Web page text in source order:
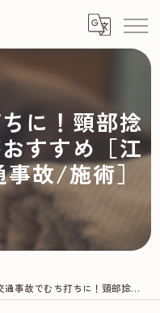
に！頸部捻
すすめ［江
故/施術］
事故でむち打ちに！頸部捻挫治療は接骨院がおすすめ